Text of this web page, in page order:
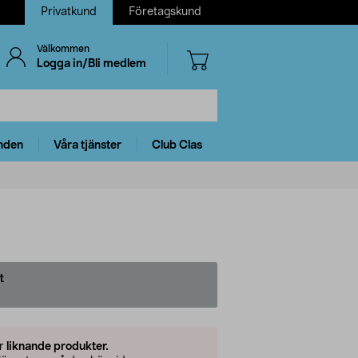
Privatkund Företagskund
Välkommen
Logga in/Bli medlem
Våra tjänster Club Clas
liknande produkter.